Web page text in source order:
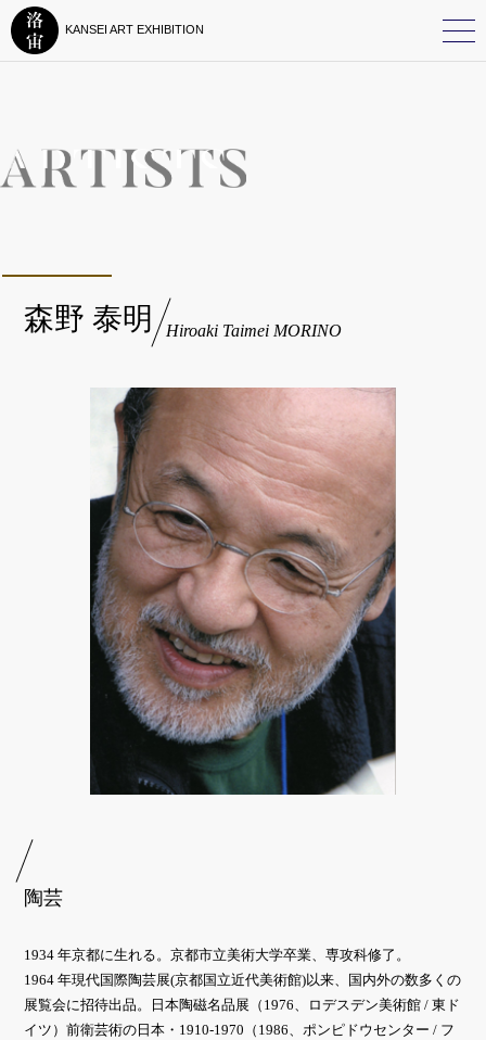
KANSEI ART EXHIBITION
森野 泰明 Hiroaki Taimei MORINO
陶芸
1934 年京都に生れる。京都市立美術大学卒業、専攻科修了。
1964 年現代国際陶芸展(京都国立近代美術館)以来、国内外の数多くの
展覧会に招待出品。日本陶磁名品展（1976、ロデスデン美術館 / 東ド
イツ）前衛芸術の日本・1910-1970（1986、ポンピドウセンター / フ